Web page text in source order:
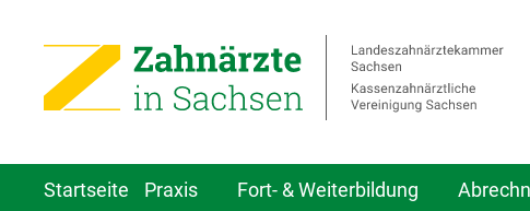
Startseite Praxis Fort- & Weiterbildung